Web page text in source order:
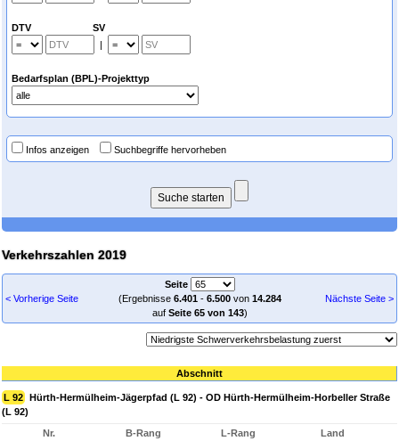
DTV SV
|
Bedarfsplan (BPL)-Projekttyp
Infos anzeigen Suchbegriffe hervorheben
Verkehrszahlen 2019
< Vorherige Seite
Seite
(Ergebnisse 6.401- 6.500von 14.284
auf Seite 65 von 143)
Nächste Seite >
Abschnitt
L 92 Hürth-Hermülheim-Jägerpfad (L 92) - OD Hürth-Hermülheim-Horbeller Straße
(L 92)
Nr.
B-Rang
L-Rang
Land